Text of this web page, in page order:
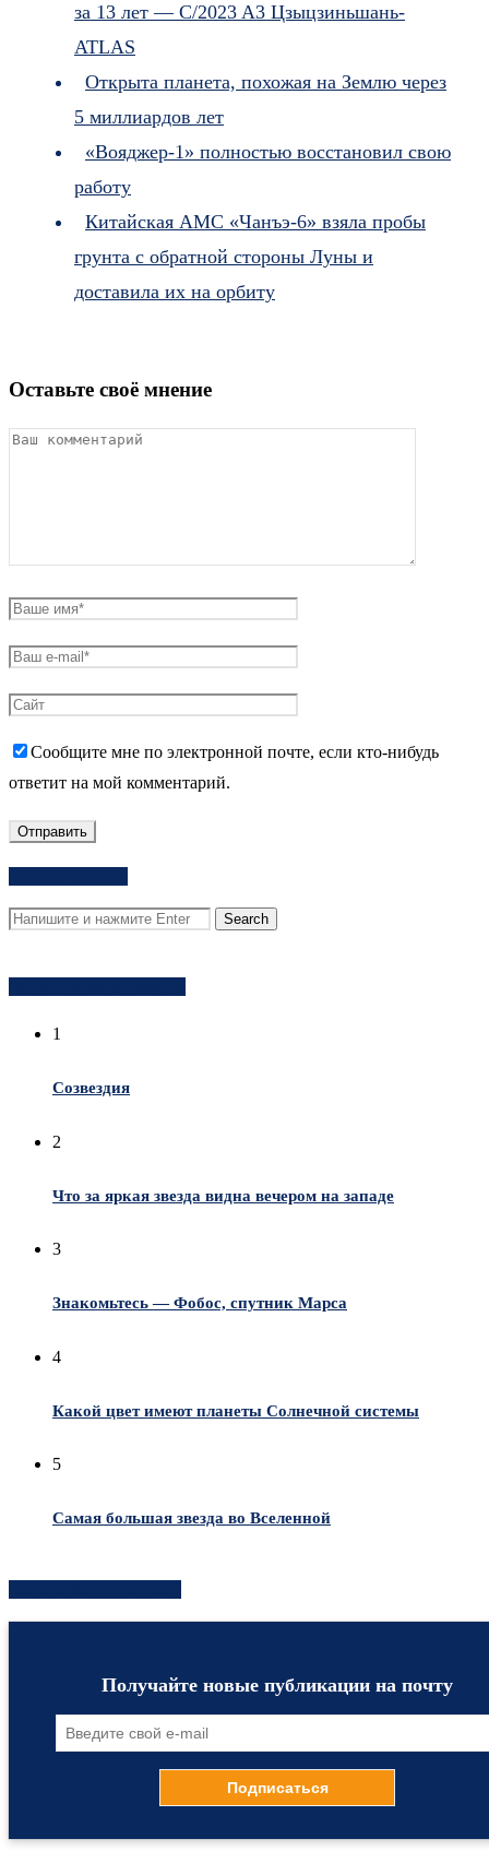
за 13 лет — C/2023 A3 Цзыцзиньшань-
ATLAS
Открыта планета, похожая на Землю через
5 миллиардов лет
«Вояджер-1» полностью восстановил свою
работу
Китайская АМС «Чанъэ-6» взяла пробы
грунта с обратной стороны Луны и
доставила их на орбиту
Оставьте своё мнение
Сообщите мне по электронной почте, если кто-нибудь
ответит на мой комментарий.
1
Созвездия
2
Что за яркая звезда видна вечером на западе
3
Знакомьтесь — Фобос, спутник Марса
4
Какой цвет имеют планеты Солнечной системы
5
Самая большая звезда во Вселенной
Получайте новые публикации на почту